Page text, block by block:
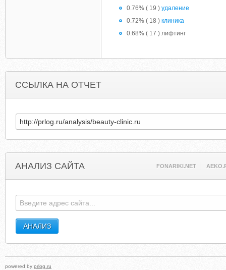
0.76% ( 19 ) удаление
0.72% ( 18 ) клиника
0.68% ( 17 ) лифтинг
ССЫЛКА НА ОТЧЕТ
АНАЛИЗ САЙТА FONARIKI.NET
powered by prlog.ru